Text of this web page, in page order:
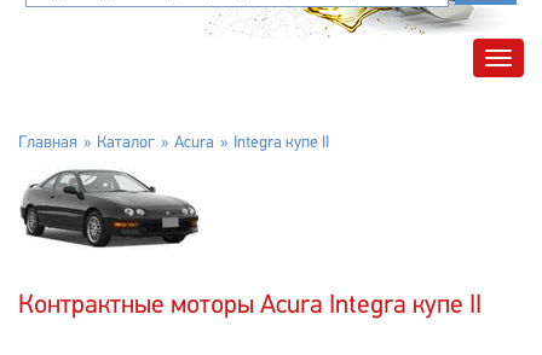
Главная Каталог Acura Integra купе II
Контрактные моторы Acura Integra купе II